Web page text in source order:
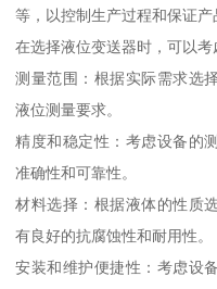
等，以控制生产过程和保证产
在选择液位变送器时，可以考
测量范围：根据实际需求选
液位测量要求。
精度和稳定性：考虑设备的
准确性和可靠性。
材料选择：根据液体的性质
有良好的抗腐蚀性和耐用性。
安装和维护便捷性：考虑设